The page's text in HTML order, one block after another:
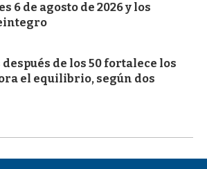
6 de agosto de 2026 y los
de los 50 fortalece los
el equilibrio, según dos